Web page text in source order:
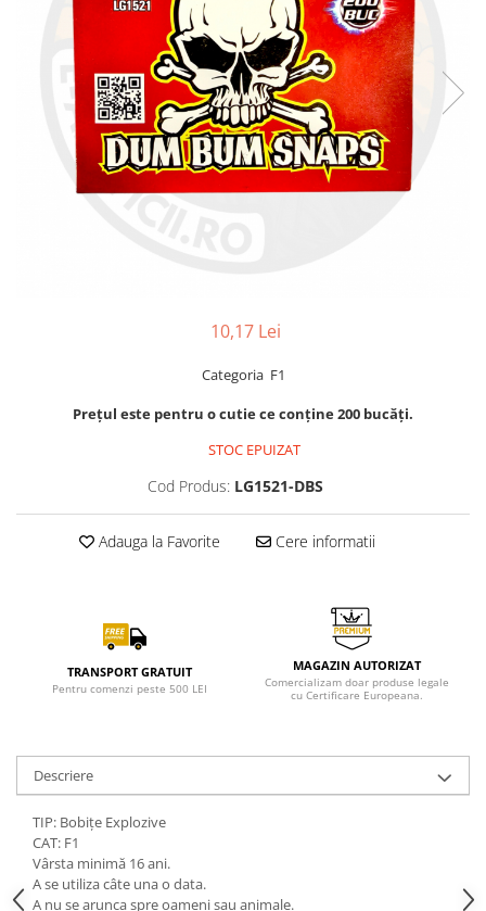
10,17 Lei
Categoria F1
Prețul este pentru o cutie ce conține 200 bucăți.
STOC EPUIZAT
Cod Produs: LG1521-DBS
Adauga la Favorite Cere informatii
TRANSPORT GRATUIT
Pentru comenzi peste 500 LEI
MAGAZIN AUTORIZAT
Comercializam doar produse legale
cu Certificare Europeana.
Descriere
TIP: Bobițe Explozive
CAT: F1
Vârsta minimă 16 ani.
A se utiliza câte una o data.
A nu se arunca spre oameni sau animale.